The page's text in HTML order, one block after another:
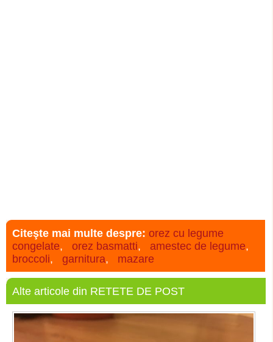
Citeşte mai multe despre: orez cu legume
congelate, orez basmatti, amestec de legume,
broccoli, garnitura, mazare
Alte articole din RETETE DE POST